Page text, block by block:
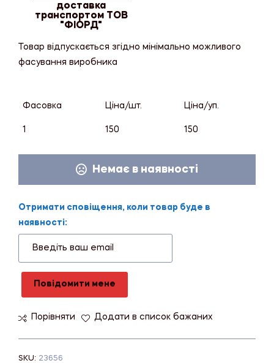
доставка
транспортом ТОВ
"ФІОРД"
Товар відпускається згідно мінімально можливого
фасування виробника
Фасовка Ціна/шт. Ціна/уп.
1 150 150
Немає в наявності
Отримати сповіщення, коли товар буде в
наявності:
Повідомити мене
Порівняти Додати в список бажаних
SKU: 23656